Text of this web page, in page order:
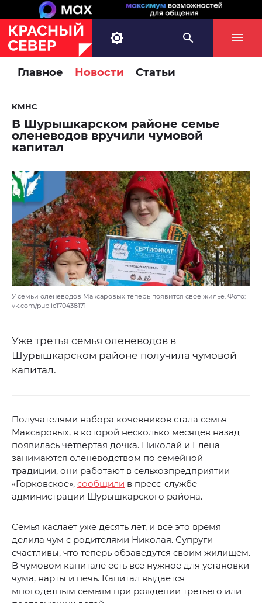
Главное Новости Статьи
КМНС
В Шурышкарском районе семье
оленеводов вручили чумовой
капитал
У семьи оленеводов Максаровых теперь появится свое жилье. Фото:
vk.com/public170438171
Уже третья семья оленеводов в
Шурышкарском районе получила чумовой
капитал.
Получателями набора кочевников стала семья
Максаровых, в которой несколько месяцев назад
появилась четвертая дочка. Николай и Елена
занимаются оленеводством по семейной
традиции, они работают в сельхозпредприятии
«Горковское», сообщили в пресс-службе
администрации Шурышкарского района.
Семья каслает уже десять лет, и все это время
делила чум с родителями Николая. Супруги
счастливы, что теперь обзаведутся своим жилищем.
В чумовом капитале есть все нужное для установки
чума, нарты и печь. Капитал выдается
многодетным семьям при рождении третьего или